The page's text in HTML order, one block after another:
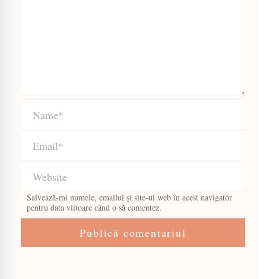
Salvează-mi numele, emailul și site-ul web în acest navigator
pentru data viitoare când o să comentez.